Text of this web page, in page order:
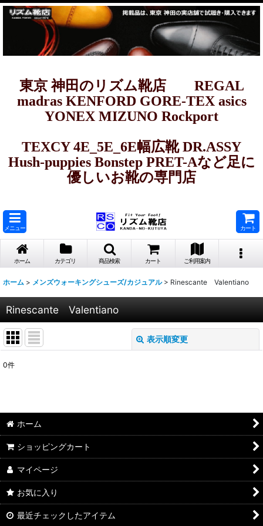
東京 神田のリズム靴店 REGAL
madras KENFORD GORE-TEX asics
YONEX MIZUNO Rockport
TEXCY 4E_5E_6E幅広靴 DR.ASSY
Hush-puppies Bonstep PRET-Aなど足に
優しいお靴の専門店
メニュー カート
ホーム カテゴリ 商品検索 カート ご利用案内
ホーム > メンズウォーキングシューズ/カジュアル > Rinescante Valentiano
Rinescante Valentiano
表示順変更
絞り込む
0件
ホーム
ショッピングカート
マイページ
お気に入り
最近チェックしたアイテム